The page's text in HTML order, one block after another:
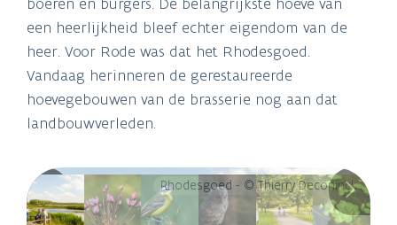
een heerlijkheid bleef echter eigendom van de
heer. Voor Rode was dat het Rhodesgoed.
Vandaag herinneren de gerestaureerde
hoevegebouwen van de brasserie nog aan dat
landbouwverleden.
Rhodesgoed - © Thierry Deconinck